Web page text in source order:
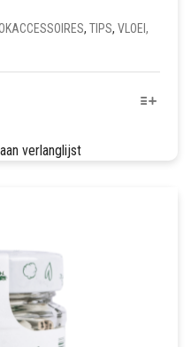
, TIPS, VLOEI,
verlanglijst